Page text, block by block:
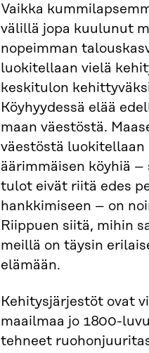
Vaikka
välillä jopa kuulunut
nopeimman
luokitellaan vielä
keskitulon
Köyhyydessä elää
maan väestöstä.
väestöstä luokitellaan
äärimmäisen köyhiä –
tulot eivät riitä edes
hankkimiseen – on
Riippuen siitä, mihin
meillä on täysin
elämään.
Kehitysjärjestöt ovat
maailmaa jo 1800-
tehneet